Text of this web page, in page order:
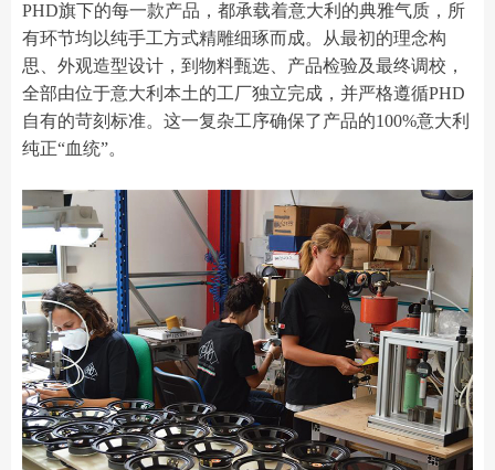
PHD旗下的每一款产品，都承载着意大利的典雅气质，所
有环节均以纯手工方式精雕细琢而成。从最初的理念构
思、外观造型设计，到物料甄选、产品检验及最终调校，
全部由位于意大利本土的工厂独立完成，并严格遵循PHD
自有的苛刻标准。这一复杂工序确保了产品的100%意大利
纯正“血统”。